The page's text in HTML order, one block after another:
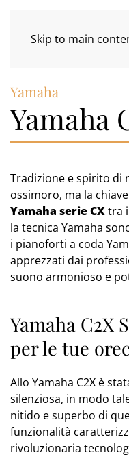
Skip to main
Yamaha
Yamaha
Tradizione e spirito di
ossimoro, ma la
Yamaha serie CXtra
la tecnica Yamaha
i pianoforti a coda
apprezzati dai
suono armonioso e
Yamaha C2X
per le tue
Allo Yamaha C2X è
silenziosa, in modo
nitido e superbo di
funzionalità
rivoluzionaria